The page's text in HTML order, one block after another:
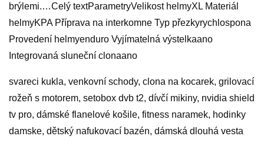
brýlemi.…Celý textParametryVelikost helmyXL Materiál
helmyKPA Příprava na interkomne Typ přezkyrychlospona
Provedení helmyenduro Vyjímatelná výstelkaano
Integrovaná sluneční clonaano
svareci kukla, venkovní schody, clona na kocarek, grilovací
rožeň s motorem, setobox dvb t2, dívčí mikiny, nvidia shield
tv pro, dámské flanelové košile, fitness naramek, hodinky
damske, dětský nafukovací bazén, dámská dlouhá vesta